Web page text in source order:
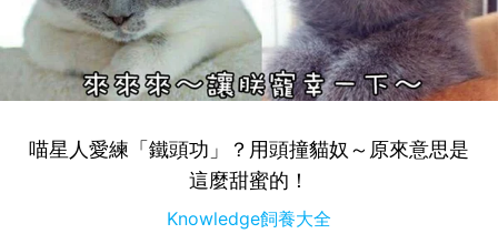
喵星人愛練「鐵頭功」？用頭撞貓奴～原來意思是
這麼甜蜜的！
Knowledge飼養大全